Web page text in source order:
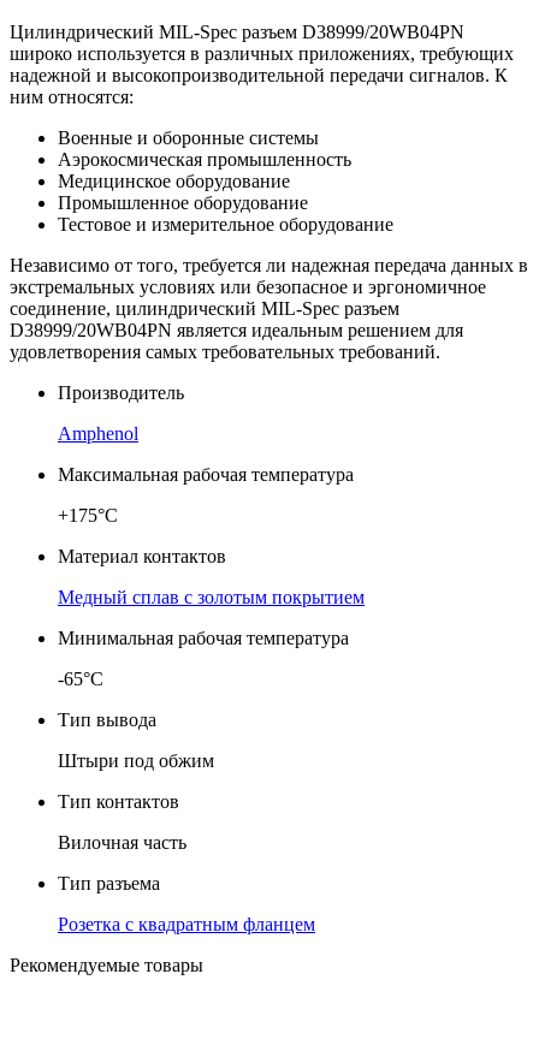
Цилиндрический MIL-Spec разъем D38999/20WB04PN
широко используется в различных приложениях, требующих
надежной и высокопроизводительной передачи сигналов. К
ним относятся:
Военные и оборонные системы
Аэрокосмическая промышленность
Медицинское оборудование
Промышленное оборудование
Тестовое и измерительное оборудование
Независимо от того, требуется ли надежная передача данных в
экстремальных условиях или безопасное и эргономичное
соединение, цилиндрический MIL-Spec разъем
D38999/20WB04PN является идеальным решением для
удовлетворения самых требовательных требований.
Производитель
Amphenol
Максимальная рабочая температура
+175°C
Материал контактов
Медный сплав с золотым покрытием
Минимальная рабочая температура
-65°C
Тип вывода
Штыри под обжим
Тип контактов
Вилочная часть
Тип разъема
Розетка с квадратным фланцем
Рекомендуемые товары